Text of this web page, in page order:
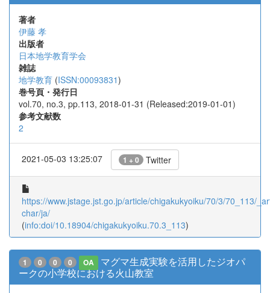
著者
伊藤 孝
出版者
日本地学教育学会
雑誌
地学教育 (ISSN:00093831)
巻号頁・発行日
vol.70, no.3, pp.113, 2018-01-31 (Released:2019-01-01)
参考文献数
2
2021-05-03 13:25:07 1 + 0 Twitter
https://www.jstage.jst.go.jp/article/chigakukyoiku/70/3/70_113/
char/ja/
(info:doi/10.18904/chigakukyoiku.70.3_113)
1 0 0 0 OA
マグマ生成実験を活用したジオパ
ークの小学校における火山教室